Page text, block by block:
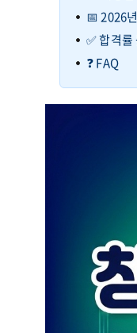
📅 2026
✅ 합격률
❓ FAQ